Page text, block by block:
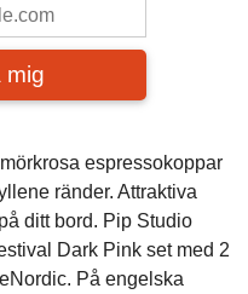
mig
espressokoppar
ränder. Attraktiva
ditt bord. Pip Studio
Dark Pink set med 2
På engelska